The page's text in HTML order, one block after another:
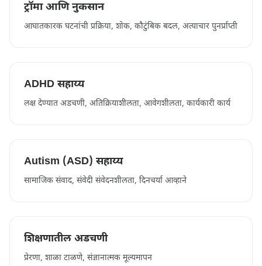
ट्रॉमा आणि नुकसान
आघातकारक घटनांची प्रक्रिया, शोक, कौटुंबिक बदल, अत्याचार पुनर्प्राप्ती
ADHD सहाय्य
लक्ष देण्यात अडचणी, अतिक्रियाशीलता, आवेगशीलता, कार्यकारी कार्य
Autism (ASD) सहाय्य
सामाजिक संवाद, संवेदी संवेदनशीलता, दिनचर्या आव्हाने
शिक्षणातील अडचणी
प्रेरणा, शाळा टाळणे, संज्ञानात्मक मूल्यमापन